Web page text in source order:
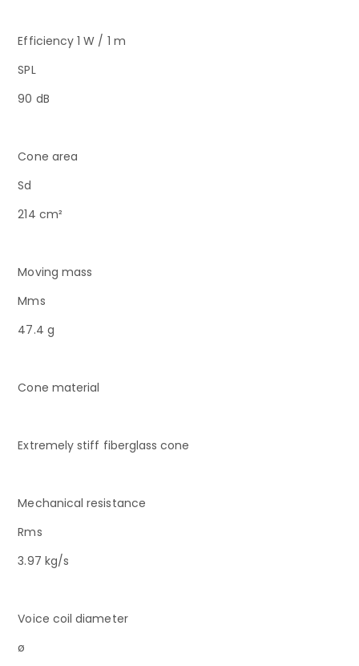
Efficiency 1 W / 1 m
SPL
90 dB
Cone area
Sd
214 cm²
Moving mass
Mms
47.4 g
Cone material
Extremely stiff fiberglass cone
Mechanical resistance
Rms
3.97 kg/s
Voice coil diameter
ø